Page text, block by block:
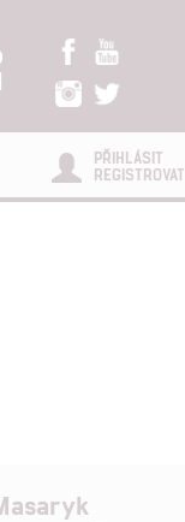
PŘIHLÁSIT
REGISTROVAT